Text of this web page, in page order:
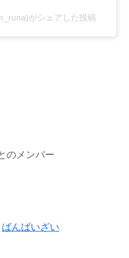
がシェアした投稿
のメンバー
ばんばいざい